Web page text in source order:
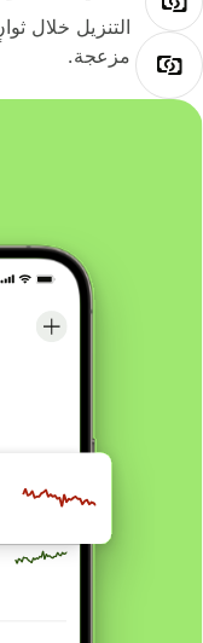
التنزيل خلال
مزعجة.